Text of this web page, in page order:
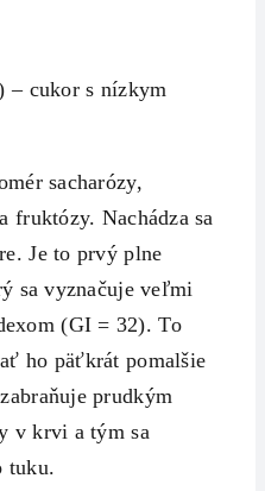
– cukor s nízkym
sacharózy,
fruktózy. Nachádza sa
Je to prvý plne
sa vyznačuje veľmi
(GI = 32). To
ho päťkrát pomalšie
prudkým
v krvi a tým sa
tuku.